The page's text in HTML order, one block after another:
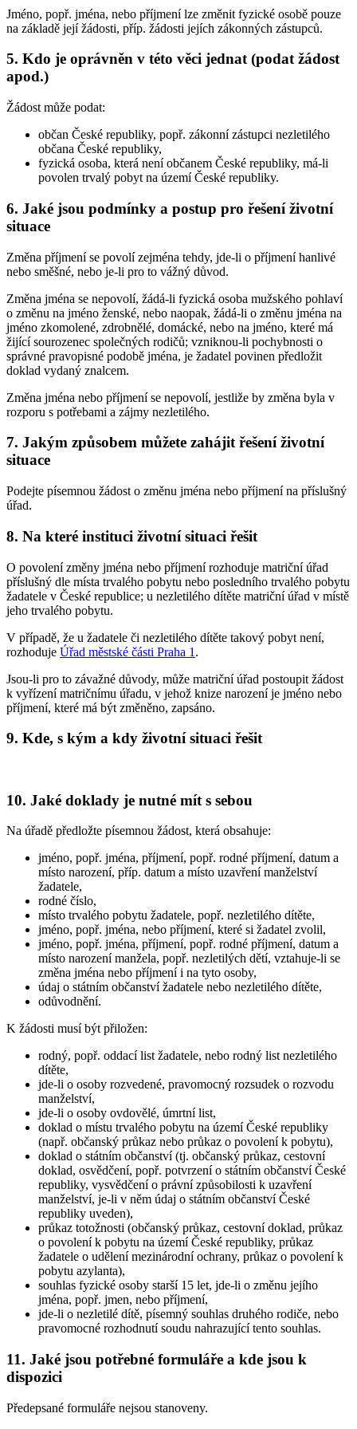
Jméno, popř. jména, nebo příjmení lze změnit fyzické osobě pouze
na základě její žádosti, příp. žádosti jejích zákonných zástupců.
5. Kdo je oprávněn v této věci jednat (podat žádost
apod.)
Žádost může podat:
občan České republiky, popř. zákonní zástupci nezletilého
občana České republiky,
fyzická osoba, která není občanem České republiky, má-li
povolen trvalý pobyt na území České republiky.
6. Jaké jsou podmínky a postup pro řešení životní
situace
Změna příjmení se povolí zejména tehdy, jde-li o příjmení hanlivé
nebo směšné, nebo je-li pro to vážný důvod.
Změna jména se nepovolí, žádá-li fyzická osoba mužského pohlaví
o změnu na jméno ženské, nebo naopak, žádá-li o změnu jména na
jméno zkomolené, zdrobnělé, domácké, nebo na jméno, které má
žijící sourozenec společných rodičů; vzniknou-li pochybnosti o
správné pravopisné podobě jména, je žadatel povinen předložit
doklad vydaný znalcem.
Změna jména nebo příjmení se nepovolí, jestliže by změna byla v
rozporu s potřebami a zájmy nezletilého.
7. Jakým způsobem můžete zahájit řešení životní
situace
Podejte písemnou žádost o změnu jména nebo příjmení na příslušný
úřad.
8. Na které instituci životní situaci řešit
O povolení změny jména nebo příjmení rozhoduje matriční úřad
příslušný dle místa trvalého pobytu nebo posledního trvalého pobytu
žadatele v České republice; u nezletilého dítěte matriční úřad v místě
jeho trvalého pobytu.
V případě, že u žadatele či nezletilého dítěte takový pobyt není,
rozhoduje Úřad městské části Praha 1 .
Jsou-li pro to závažné důvody, může matriční úřad postoupit žádost
k vyřízení matričnímu úřadu, v jehož knize narození je jméno nebo
příjmení, které má být změněno, zapsáno.
9. Kde, s kým a kdy životní situaci řešit
10. Jaké doklady je nutné mít s sebou
Na úřadě předložte písemnou žádost, která obsahuje:
jméno, popř. jména, příjmení, popř. rodné příjmení, datum a
místo narození, příp. datum a místo uzavření manželství
žadatele,
rodné číslo,
místo trvalého pobytu žadatele, popř. nezletilého dítěte,
jméno, popř. jména, nebo příjmení, které si žadatel zvolil,
jméno, popř. jména, příjmení, popř. rodné příjmení, datum a
místo narození manžela, popř. nezletilých dětí, vztahuje-li se
změna jména nebo příjmení i na tyto osoby,
údaj o státním občanství žadatele nebo nezletilého dítěte,
odůvodnění.
K žádosti musí být přiložen:
rodný, popř. oddací list žadatele, nebo rodný list nezletilého
dítěte,
jde-li o osoby rozvedené, pravomocný rozsudek o rozvodu
manželství,
jde-li o osoby ovdovělé, úmrtní list,
doklad o místu trvalého pobytu na území České republiky
(např. občanský průkaz nebo průkaz o povolení k pobytu),
doklad o státním občanství (tj. občanský průkaz, cestovní
doklad, osvědčení, popř. potvrzení o státním občanství České
republiky, vysvědčení o právní způsobilosti k uzavření
manželství, je-li v něm údaj o státním občanství České
republiky uveden),
průkaz totožnosti (občanský průkaz, cestovní doklad, průkaz
o povolení k pobytu na území České republiky, průkaz
žadatele o udělení mezinárodní ochrany, průkaz o povolení k
pobytu azylanta),
souhlas fyzické osoby starší 15 let, jde-li o změnu jejího
jména, popř. jmen, nebo příjmení,
jde-li o nezletilé dítě, písemný souhlas druhého rodiče, nebo
pravomocné rozhodnutí soudu nahrazující tento souhlas.
11. Jaké jsou potřebné formuláře a kde jsou k
dispozici
Předepsané formuláře nejsou stanoveny.